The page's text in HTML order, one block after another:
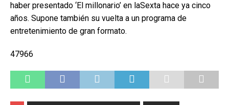
haber presentado ‘El millonario’ en laSexta hace ya cinco
años. Supone también su vuelta a un programa de
entretenimiento de gran formato.
47966